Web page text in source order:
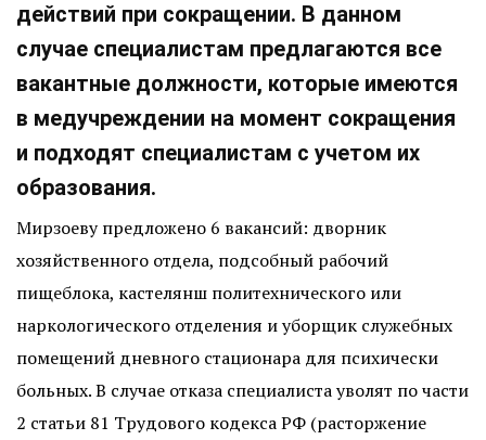
действий при сокращении. В данном
случае специалистам предлагаются все
вакантные должности, которые имеются
в медучреждении на момент сокращения
и подходят специалистам с учетом их
образования.
Мирзоеву предложено 6 вакансий: дворник
хозяйственного отдела, подсобный рабочий
пищеблока, кастелянш политехнического или
наркологического отделения и уборщик служебных
помещений дневного стационара для психически
больных. В случае отказа специалиста уволят по части
2 статьи 81 Трудового кодекса РФ (расторжение